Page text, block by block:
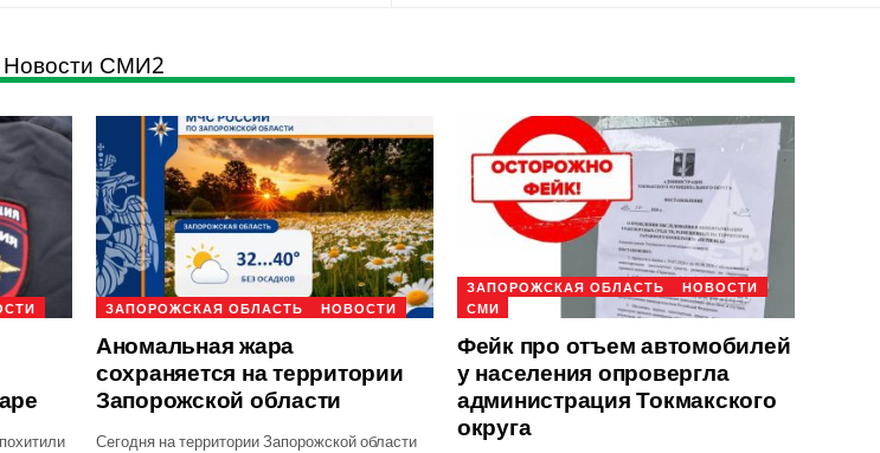
Новости СМИ2
ЗАПОРОЖСКАЯ ОБЛАСТЬ НОВОСТИ
Аномальная жара
сохраняется на территории
Запорожской области
Сегодня на территории Запорожской области
ЗАПОРОЖСКАЯ ОБЛАСТЬ
НОВОСТИ
СМИ
Фейк про отъем автомобилей
у населения опровергла
администрация Токмакского
округа